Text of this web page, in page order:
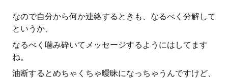
なので自分から何か連絡するときも、なるべく分解して
というか、
なるべく噛み砕いてメッセージするようにはしてます
ね。
油断するとめちゃくちゃ曖昧になっちゃうんですけど、